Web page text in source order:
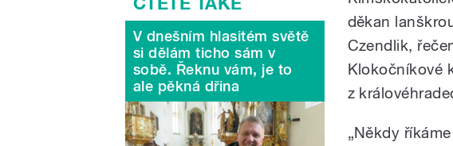
V dnešním hlasitém světě
si dělám ticho sám v
sobě. Řeknu vám, je to
ale pěkná dřina
děkan
Czendlik,
Klokočníkové
z
„Někdy